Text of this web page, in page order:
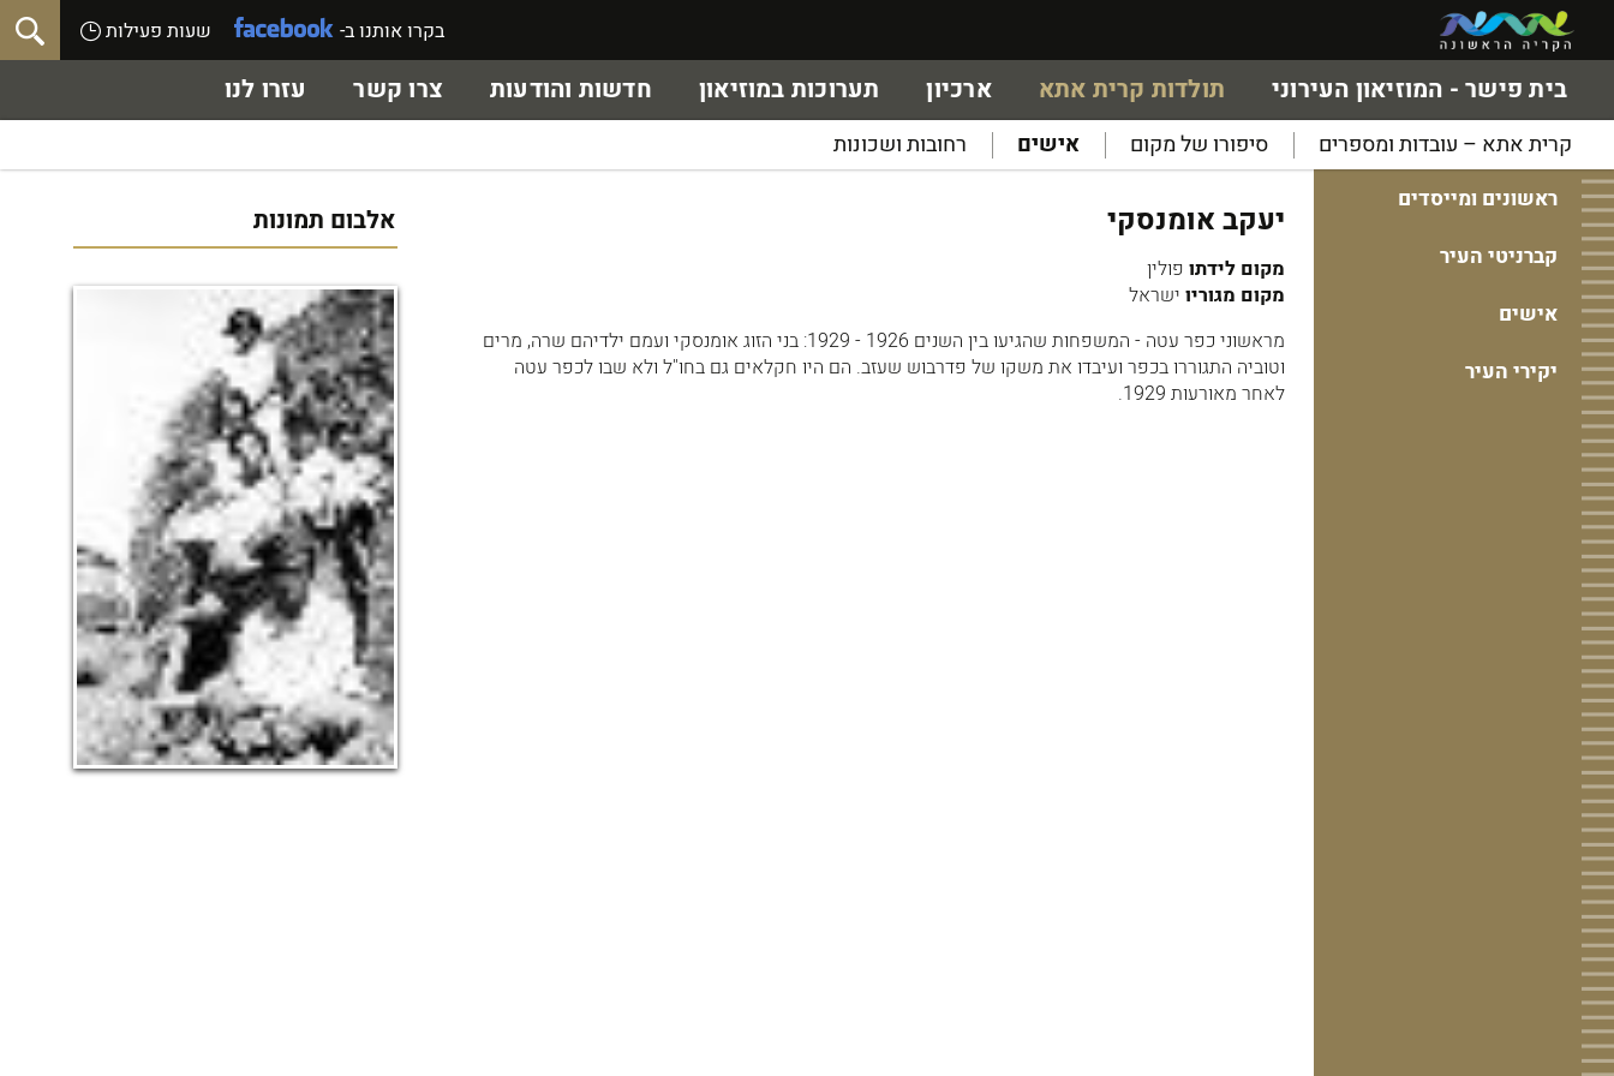
בקרו אותנו ב- שעות פעילות
בית פישר - המוזיאון העירוני תולדות קרית אתא
קרית אתא – עובדות ומספרים סיפורו של מקום אישים רחובות ושכונות
ארכיון תערוכות במוזיאון חדשות והודעות צרו קשר עזרו לנו
ראשונים ומייסדים
קברניטי העיר
אישים
יקירי העיר
יעקב אומנסקי
מקום לידתו פולין
מקום מגוריו ישראל
מראשוני כפר עטה - המשפחות שהגיעו בין השנים 1926 - 1929: בני הזוג אומנסקי ועמם ילדיהם שרה, מרים
וטוביה התגוררו בכפר ועיבדו את משקו של פדרבוש שעזב. הם היו חקלאים גם בחו"ל ולא שבו לכפר עטה
לאחר מאורעות 1929.
אלבום תמונות